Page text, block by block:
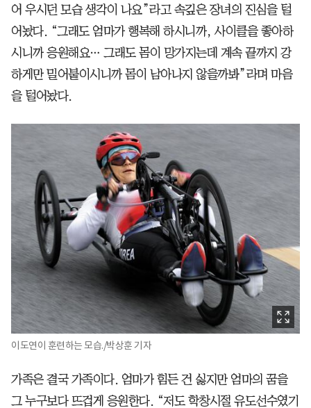
어 우시던 모습 생각이 나요”라고 속깊은 장녀의 진심을 털
어놨다. “그래도 엄마가 행복해 하시니까, 사이클을 좋아하
시니까 응원해요… 그래도 몸이 망가지는데 계속 끝까지 강
하게만 밀어붙이시니까 몸이 남아나지 않을까봐”라며 마음
을 털어놨다.
이도연이 훈련하는 모습./박상훈 기자
가족은 결국 가족이다. 엄마가 힘든 건 싫지만 엄마의 꿈을
그 누구보다 뜨겁게 응원한다. “저도 학창시절 유도선수였기